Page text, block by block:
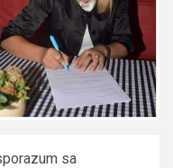
sa